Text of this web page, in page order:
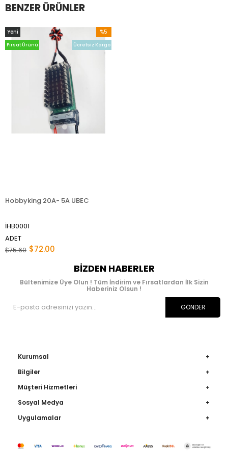
BENZER ÜRÜNLER
Hobbyking 20A- 5A UBEC
İHB0001
ADET
$72.00
$75.60
%5
İndirim
%5İndirim
Ücretsiz Kargo
Yeni
Ürün
Fırsat Ürünü
BIZDEN HABERLER
Bültenimize Üye Olun ! Tüm İndirim ve Fırsatlardan İlk Sizin
Haberiniz Olsun !
GÖNDER
Kurumsal
Bilgiler
Müşteri Hizmetleri
Sosyal Medya
Uygulamalar